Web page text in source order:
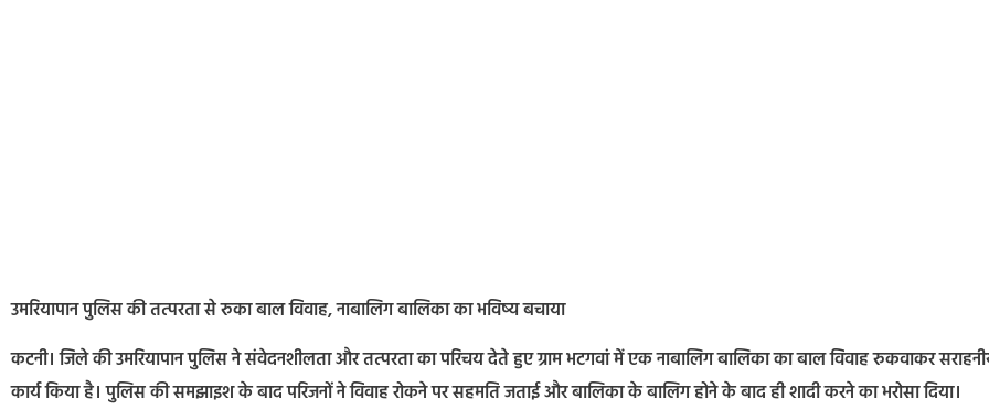
उमरियापान पुलिस की तत्परता से रुका बाल विवाह, नाबालिग बालिका का भविष्य बचाया
कटनी। जिले की उमरियापान पुलिस ने संवेदनशीलता और तत्परता का परिचय देते हुए ग्राम भटगवां में एक नाबालिग बालिका का बाल विवाह रुकवाकर
कार्य किया है। पुलिस की समझाइश के बाद परिजनों ने विवाह रोकने पर सहमति जताई और बालिका के बालिग होने के बाद ही शादी करने का भरोसा दिया।